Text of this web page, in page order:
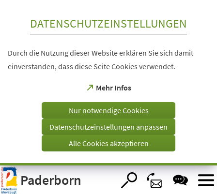
Visuelle
Assistenzsoftware
öffnen.
DATENSCHUTZEINSTELLUNGEN
Durch die Nutzung dieser Website erklären Sie sich damit
einverstanden, dass diese Seite Cookies verwendet.
Mehr Infos
(Öffnet
einem
Tab)
Nur notwendige Cookies
Datenschutzeinstellungen anpassen
Alle Cookies akzeptieren
Paderborn